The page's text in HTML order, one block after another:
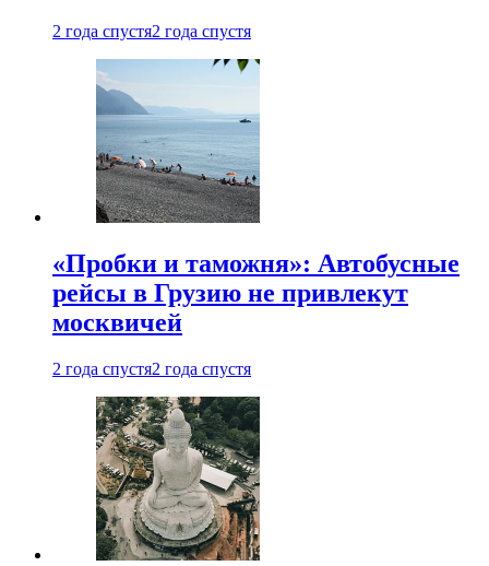
2 года спустя2 года спустя
«Пробки и таможня»: Автобусные
рейсы в Грузию не привлекут
москвичей
2 года спустя2 года спустя